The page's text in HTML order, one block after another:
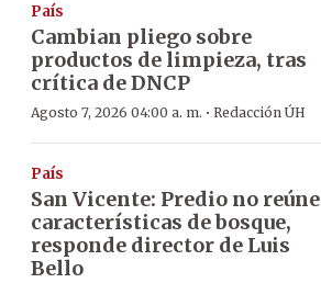
País
Cambian pliego sobre
productos de limpieza, tras
crítica de DNCP
Agosto 7, 2026 04:00 a. m. · Redacción ÚH
País
San Vicente: Predio no reúne
características de bosque,
responde director de Luis
Bello